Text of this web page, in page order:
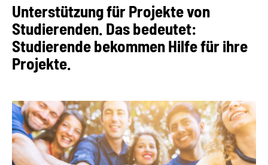
Unterstützung für Projekte von
Studierenden. Das bedeutet:
Studierende bekommen Hilfe für ihre
Projekte.